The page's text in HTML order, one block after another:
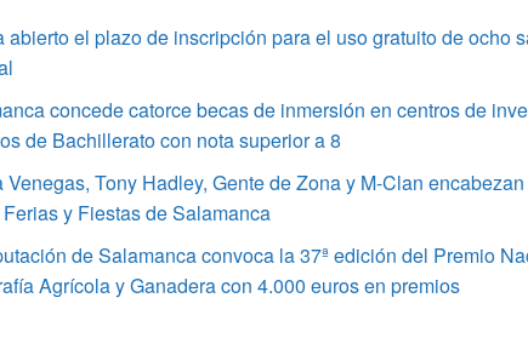
abierto el plazo de inscripción para el uso gratuito de ocho
concede catorce becas de inmersión en centros de
de Bachillerato con nota superior a 8
Venegas, Tony Hadley, Gente de Zona y M-Clan
y Fiestas de Salamanca
de Salamanca convoca la 37ª edición del Premio
Agrícola y Ganadera con 4.000 euros en premios